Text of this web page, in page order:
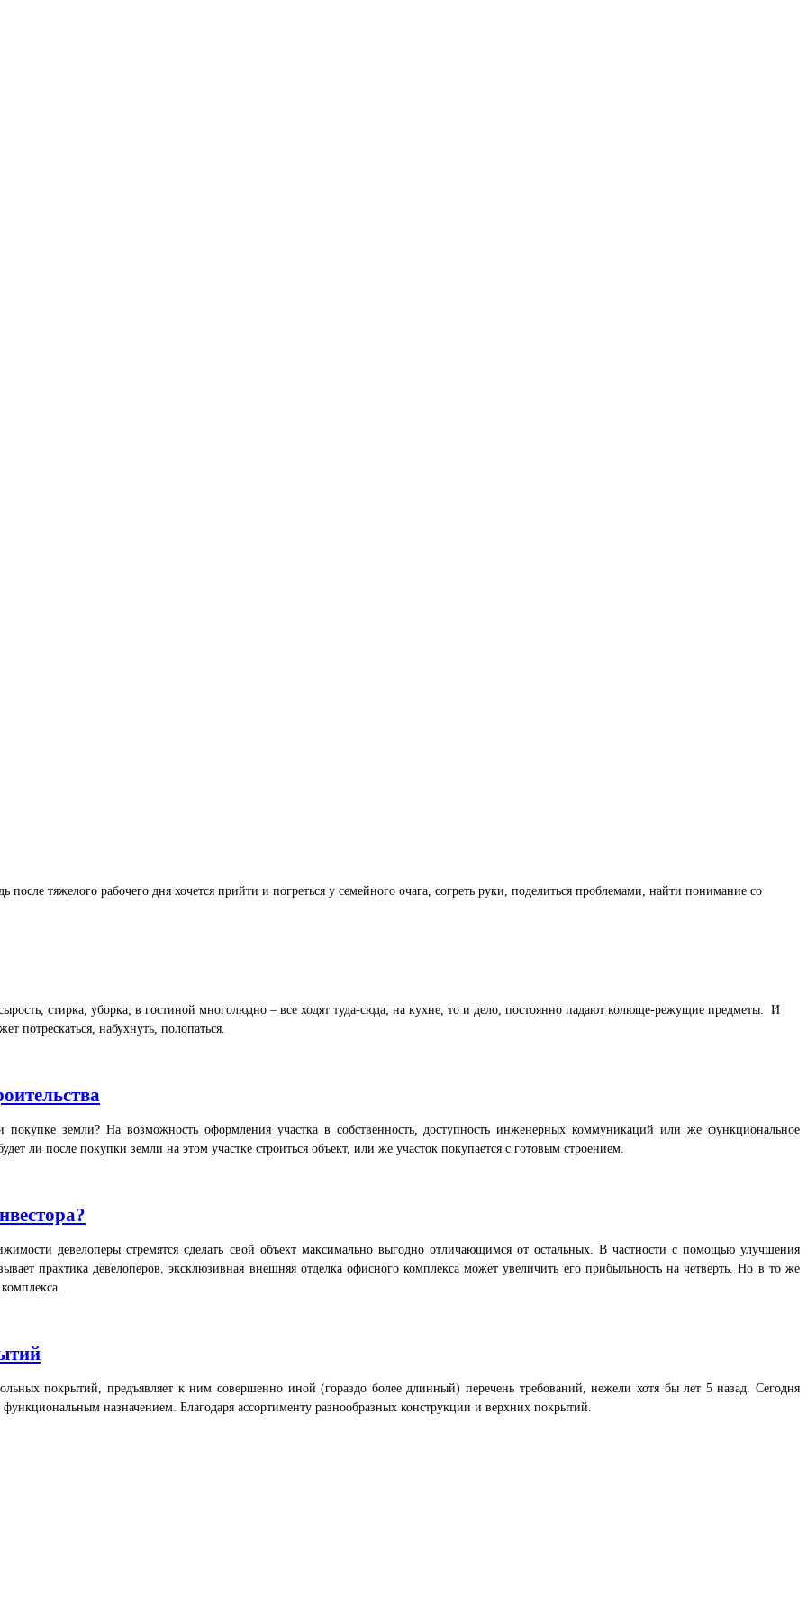
тяжелого рабочего дня хочется прийти и погреться у семейного очага, согреть руки, поделиться проблемами, найти понимание со
стирка, уборка; в гостиной многолюдно – все ходят туда-сюда; на кухне, то и дело, постоянно падают колюще-режущие предметы. И
потрескаться, набухнуть, полопаться.
земли? На возможность оформления участка в собственность, доступность инженерных коммуникаций или же функциональное
ли после покупки земли на этом участке строиться объект, или же участок покупается с готовым строением.
девелоперы стремятся сделать свой объект максимально выгодно отличающимся от остальных. В частности с помощью улучшения
практика девелоперов, эксклюзивная внешняя отделка офисного комплекса может увеличить его прибыльность на четверть. Но в то же
покрытий, предъявляет к ним совершенно иной (гораздо более длинный) перечень требований, нежели хотя бы лет 5 назад. Сегодня
назначением. Благодаря ассортименту разнообразных конструкции и верхних покрытий.